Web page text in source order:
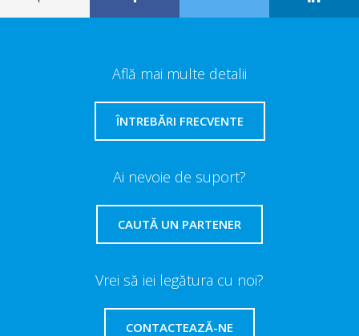
Află mai multe detalii
ÎNTREBĂRI FRECVENTE
Ai nevoie de suport?
CAUTĂ UN PARTENER
Vrei să iei legătura cu noi?
CONTACTEAZĂ-NE